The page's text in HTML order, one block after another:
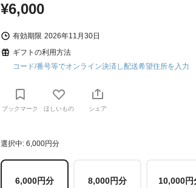
¥6,000
有効期限 2026年11月30日
ギフトの利用方法
コード/番号等でオンライン決済し配送希望住所を入力
ブックマーク ほしいもの シェア
選択中: 6,000円分
6,000円分 8,000円分 10,000円